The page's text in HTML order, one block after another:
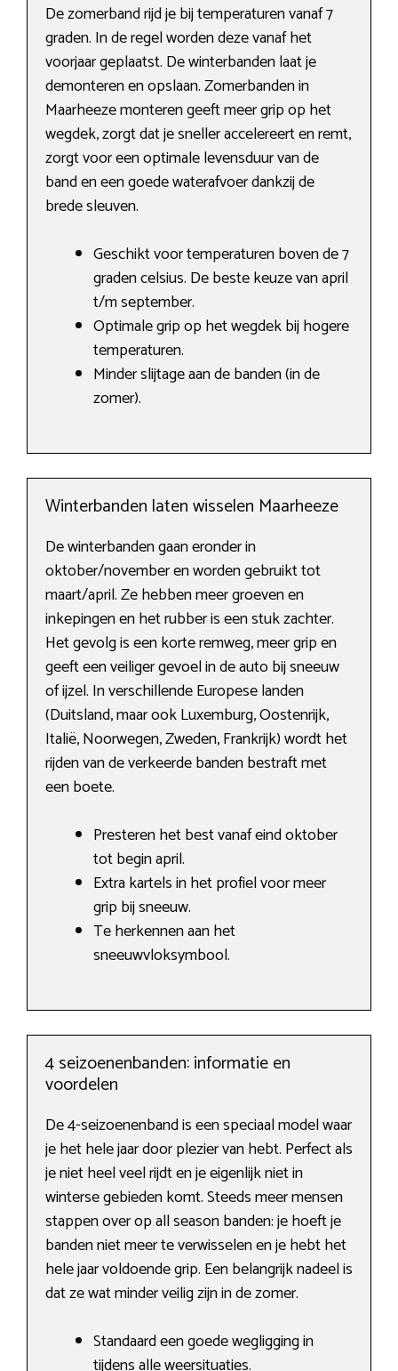
De zomerband rijd je bij temperaturen vanaf 7
graden. In de regel worden deze vanaf het
voorjaar geplaatst. De winterbanden laat je
demonteren en opslaan. Zomerbanden in
Maarheeze monteren geeft meer grip op het
wegdek, zorgt dat je sneller accelereert en remt,
zorgt voor een optimale levensduur van de
band en een goede waterafvoer dankzij de
brede sleuven.
Geschikt voor temperaturen boven de 7
graden celsius. De beste keuze van april
t/m september.
Optimale grip op het wegdek bij hogere
temperaturen.
Minder slijtage aan de banden (in de
zomer).
Winterbanden laten wisselen Maarheeze
De winterbanden gaan eronder in
oktober/november en worden gebruikt tot
maart/april. Ze hebben meer groeven en
inkepingen en het rubber is een stuk zachter.
Het gevolg is een korte remweg, meer grip en
geeft een veiliger gevoel in de auto bij sneeuw
of ijzel. In verschillende Europese landen
(Duitsland, maar ook Luxemburg, Oostenrijk,
Italië, Noorwegen, Zweden, Frankrijk) wordt het
rijden van de verkeerde banden bestraft met
een boete.
Presteren het best vanaf eind oktober
tot begin april.
Extra kartels in het profiel voor meer
grip bij sneeuw.
Te herkennen aan het
sneeuwvloksymbool.
4 seizoenenbanden: informatie en
voordelen
De 4-seizoenenband is een speciaal model waar
je het hele jaar door plezier van hebt. Perfect als
je niet heel veel rijdt en je eigenlijk niet in
winterse gebieden komt. Steeds meer mensen
stappen over op all season banden: je hoeft je
banden niet meer te verwisselen en je hebt het
hele jaar voldoende grip. Een belangrijk nadeel is
dat ze wat minder veilig zijn in de zomer.
Standaard een goede wegligging in